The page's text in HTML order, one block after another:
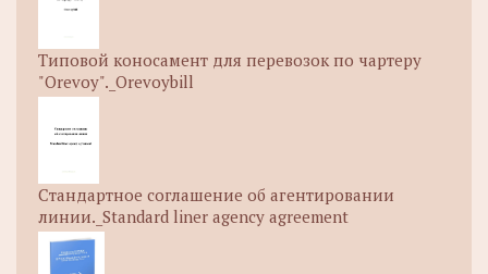
Типовой коносамент для перевозок по чартеру
"Orevoy"._Orevoybill
Стандартное соглашение об агентировании
линии._Standard liner agency agreement